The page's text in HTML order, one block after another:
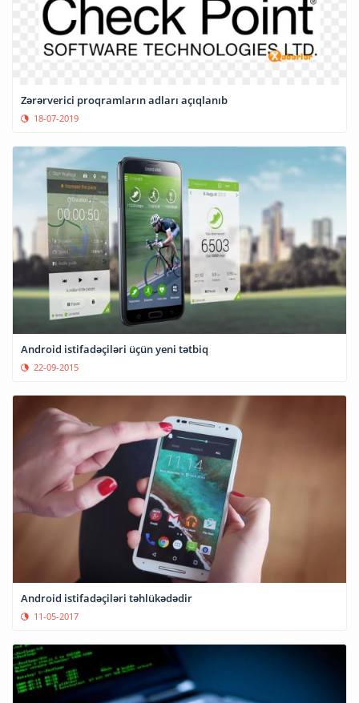
Zərərverici proqramların adları açıqlanıb
18-07-2019
Android istifadəçiləri üçün yeni tətbiq
22-09-2015
Android istifadəçiləri təhlükədədir
11-05-2017